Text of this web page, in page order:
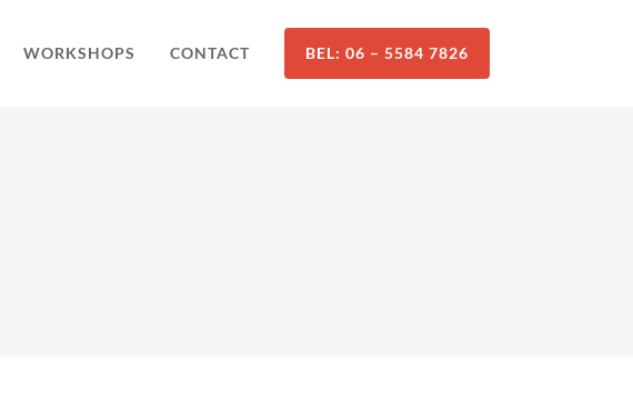
WORKSHOPS CONTACT BEL: 06 – 5584 7826